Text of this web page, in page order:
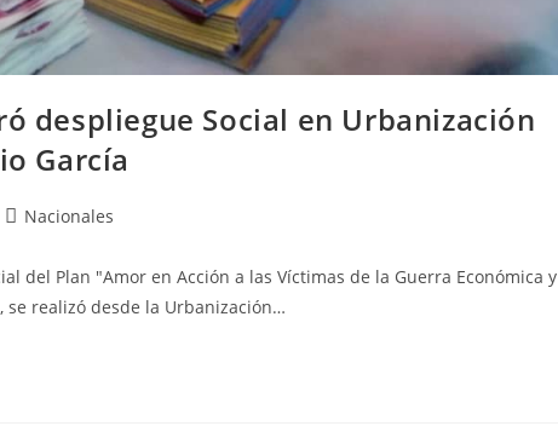
despliegue Social en Urbanización
García
Nacionales
del Plan "Amor en Acción a las Víctimas de la Guerra Económica y
se realizó desde la Urbanización…